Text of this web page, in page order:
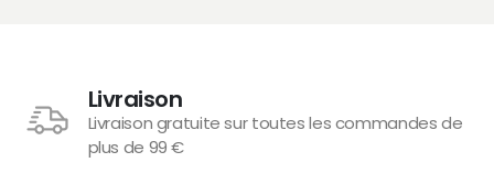
Livraison
Livraison gratuite sur toutes les commandes de
plus de 99 €